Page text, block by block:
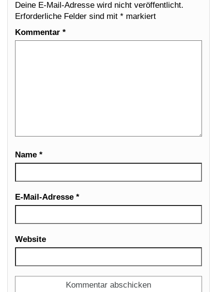
Deine E-Mail-Adresse wird nicht veröffentlicht.
Erforderliche Felder sind mit * markiert
Kommentar *
Name *
E-Mail-Adresse *
Website